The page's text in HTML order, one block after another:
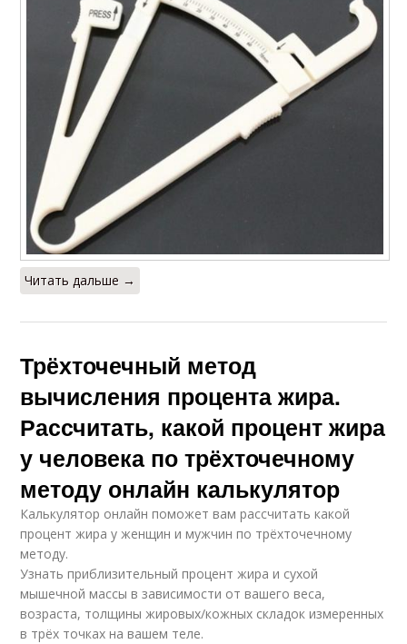
Читать дальше →
Трёхточечный метод
вычисления процента жира.
Рассчитать, какой процент жира
у человека по трёхточечному
методу онлайн калькулятор
Калькулятор онлайн поможет вам рассчитать какой
процент жира у женщин и мужчин по трёхточечному
методу.
Узнать приблизительный процент жира и сухой
мышечной массы в зависимости от вашего веса,
возраста, толщины жировых/кожных складок измеренных
в трёх точках на вашем теле.